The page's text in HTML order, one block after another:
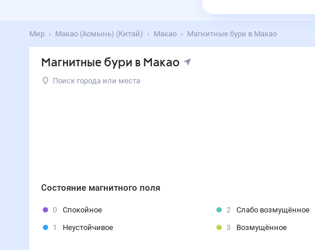
Мир Макао (Аомынь) (Китай) Макао Магнитные бури в Макао
Магнитные бури в Макао
Поиск города или места
Состояние магнитного поля
0
Спокойное
1
Неустойчивое
2
Слабо возмущённое
3
Возмущённое